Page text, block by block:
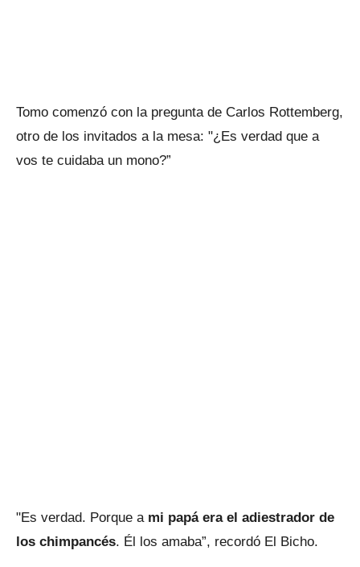
Tomo comenzó con la pregunta de Carlos Rottemberg,
otro de los invitados a la mesa: "¿Es verdad que a
vos te cuidaba un mono?”
"Es verdad. Porque a mi papá era el adiestrador de
los chimpancés. Él los amaba”, recordó El Bicho.